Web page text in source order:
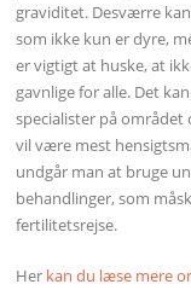
graviditet. Desværre
som ikke kun er dyre,
er vigtigt at huske, at
gavnlige for alle. Det
specialister på området
vil være mest
undgår man at bruge
behandlinger, som
fertilitetsrejse.
Her kan du læse mere